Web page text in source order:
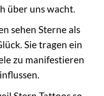
über uns wacht.
sehen Sterne als
Sie tragen ein
zu manifestieren